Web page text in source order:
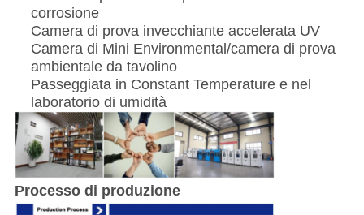
corrosione
Camera di prova invecchiante accelerata UV
Camera di Mini Environmental/camera di prova
ambientale da tavolino
Passeggiata in Constant Temperature e nel
laboratorio di umidità
Processo di produzione